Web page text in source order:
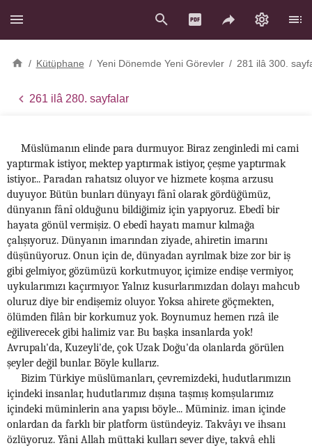
/ Kütüphane / Yeni Dönemde Yeni Görevler / 281 ilâ 300.
261 ilâ 280. sayfalar
Müslümanın elinde para durmuyor. Biraz zenginledi mi cami
yaptırmak istiyor, mektep yaptırmak istiyor, çeşme yaptırmak
istiyor... Paradan rahatsız oluyor ve hizmete koşma arzusu
duyuyor. Bütün bunları dünyayı fânî olarak gördüğümüz,
dünyanın fânî olduğunu bildiğimiz için yapıyoruz. Ebedî bir
hayata gönül vermişiz. O ebedî hayatı mamur kılmağa
çalışıyoruz. Dünyanın imarından ziyade, ahiretin imarını
düşünüyoruz. Onun için de, dünyadan ayrılmak bize zor bir iş
gibi gelmiyor, gözümüzü korkutmuyor, içimize endişe vermiyor,
uykularımızı kaçırmıyor. Yalnız kusurlarımızdan dolayı mahcub
oluruz diye bir endişemiz oluyor. Yoksa ahirete göçmekten,
ölümden filân bir korkumuz yok. Boynumuz hemen rızâ ile
eğiliverecek gibi halimiz var. Bu başka insanlarda yok!
Avrupalı'da, Kuzeyli'de, çok Uzak Doğu'da olanlarda görülen
şeyler değil bunlar. Böyle kullarız.
Bizim Türkiye müslümanları, çevremizdeki, hudutlarımızın
içindeki insanlar, hudutlarımız dışına taşmış komşularımız
içindeki müminlerin ana yapısı böyle... Müminiz. iman içinde
onlardan da farklı bir platform üstündeyiz. Takvâyı ve ihsanı
özlüyoruz. Yâni Allah müttaki kulları sever diye, takvâ ehli